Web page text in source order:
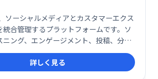
ソーシャルメディアとカスタマーエクス
統合管理するプラットフォームです。ソ
ニング、エンゲージメント、投稿、分
ークなど、マーケティングに必要な機能
なUIと強力なサポートで、顧客一人ひ
たパーソナライズされたブランド体験を
詳しく見る